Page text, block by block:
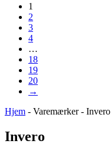
1
2
3
4
…
18
19
20
→
Hjem - Varemærker- Invero
Invero